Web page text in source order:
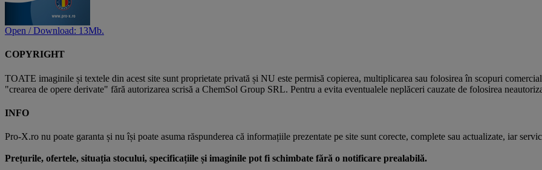
Open / Download: 13Mb.
COPYRIGHT
TOATE imaginile și textele din acest site sunt proprietate privată și NU este permisă copierea, multiplicarea sau folosirea în scopuri
"crearea de opere derivate" fără autorizarea scrisă a ChemSol Group SRL. Pentru a evita eventualele neplăceri cauzate de folosirea
INFO
Pro-X.ro nu poate garanta și nu își poate asuma răspunderea că informațiile prezentate pe site sunt corecte, complete sau actualizate, iar
Prețurile, ofertele, situația stocului, specificațiile și imaginile pot fi schimbate fără o notificare prealabilă.